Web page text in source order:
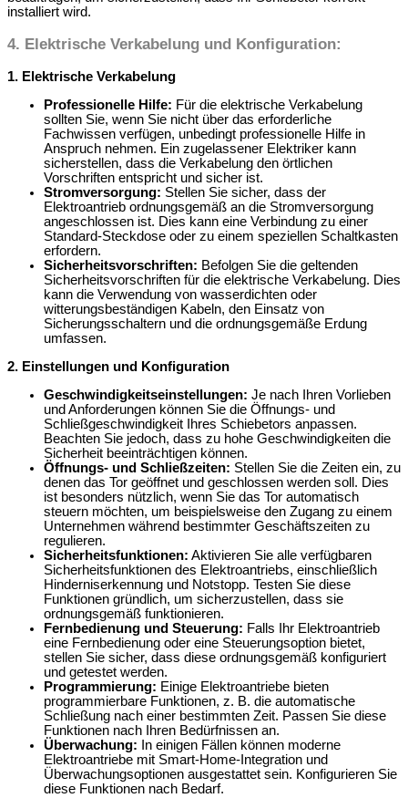
installiert wird.
4. Elektrische Verkabelung und Konfiguration:
1. Elektrische Verkabelung
Professionelle Hilfe: Für die elektrische Verkabelung
sollten Sie, wenn Sie nicht über das erforderliche
Fachwissen verfügen, unbedingt professionelle Hilfe in
Anspruch nehmen. Ein zugelassener Elektriker kann
sicherstellen, dass die Verkabelung den örtlichen
Vorschriften entspricht und sicher ist.
Stromversorgung: Stellen Sie sicher, dass der
Elektroantrieb ordnungsgemäß an die Stromversorgung
angeschlossen ist. Dies kann eine Verbindung zu einer
Standard-Steckdose oder zu einem speziellen Schaltkasten
erfordern.
Sicherheitsvorschriften: Befolgen Sie die geltenden
Sicherheitsvorschriften für die elektrische Verkabelung. Dies
kann die Verwendung von wasserdichten oder
witterungsbeständigen Kabeln, den Einsatz von
Sicherungsschaltern und die ordnungsgemäße Erdung
umfassen.
2. Einstellungen und Konfiguration
Geschwindigkeitseinstellungen: Je nach Ihren Vorlieben
und Anforderungen können Sie die Öffnungs- und
Schließgeschwindigkeit Ihres Schiebetors anpassen.
Beachten Sie jedoch, dass zu hohe Geschwindigkeiten die
Sicherheit beeinträchtigen können.
Öffnungs- und Schließzeiten: Stellen Sie die Zeiten ein, zu
denen das Tor geöffnet und geschlossen werden soll. Dies
ist besonders nützlich, wenn Sie das Tor automatisch
steuern möchten, um beispielsweise den Zugang zu einem
Unternehmen während bestimmter Geschäftszeiten zu
regulieren.
Sicherheitsfunktionen: Aktivieren Sie alle verfügbaren
Sicherheitsfunktionen des Elektroantriebs, einschließlich
Hinderniserkennung und Notstopp. Testen Sie diese
Funktionen gründlich, um sicherzustellen, dass sie
ordnungsgemäß funktionieren.
Fernbedienung und Steuerung: Falls Ihr Elektroantrieb
eine Fernbedienung oder eine Steuerungsoption bietet,
stellen Sie sicher, dass diese ordnungsgemäß konfiguriert
und getestet werden.
Programmierung: Einige Elektroantriebe bieten
programmierbare Funktionen, z. B. die automatische
Schließung nach einer bestimmten Zeit. Passen Sie diese
Funktionen nach Ihren Bedürfnissen an.
Überwachung: In einigen Fällen können moderne
Elektroantriebe mit Smart-Home-Integration und
Überwachungsoptionen ausgestattet sein. Konfigurieren Sie
diese Funktionen nach Bedarf.